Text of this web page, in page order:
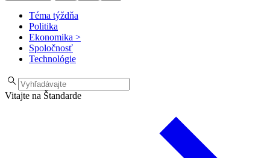
Téma týždňa
Politika
Ekonomika >
Spoločnosť
Technológie
Vitajte na Štandarde